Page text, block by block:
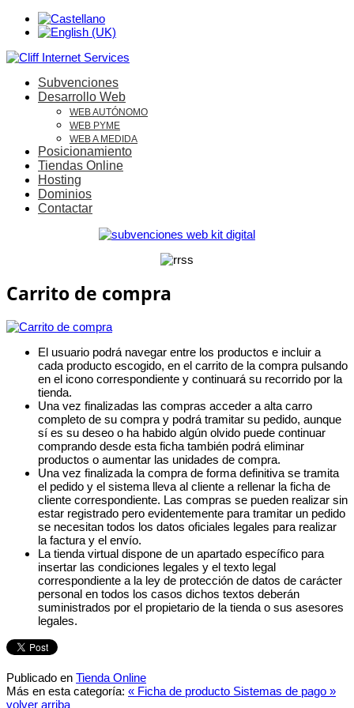
Subvenciones
Desarrollo Web
WEB AUTÓNOMO
WEB PYME
WEB A MEDIDA
Posicionamiento
Tiendas Online
Hosting
Dominios
Contactar
Carrito de compra
El usuario podrá navegar entre los productos e incluir a
cada producto escogido, en el carrito de la compra pulsando
en el icono correspondiente y continuará su recorrido por la
tienda.
Una vez finalizadas las compras acceder a alta carro
completo de su compra y podrá tramitar su pedido, aunque
sí es su deseo o ha habido algún olvido puede continuar
comprando desde esta ficha también podrá eliminar
productos o aumentar las unidades de compra.
Una vez finalizada la compra de forma definitiva se tramita
el pedido y el sistema lleva al cliente a rellenar la ficha de
cliente correspondiente. Las compras se pueden realizar sin
estar registrado pero evidentemente para tramitar un pedido
se necesitan todos los datos oficiales legales para realizar
la factura y el envío.
La tienda virtual dispone de un apartado específico para
insertar las condiciones legales y el texto legal
correspondiente a la ley de protección de datos de carácter
personal en todos los casos dichos textos deberán
suministrados por el propietario de la tienda o sus asesores
legales.
Publicado en Tienda Online
Más en esta categoría: « Ficha de producto Sistemas de pago »
volver arriba